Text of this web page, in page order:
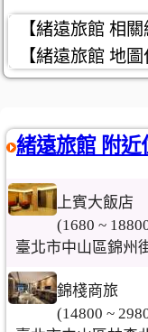
【緒遠旅館 相關
【緒遠旅館 地圖
緒遠旅館 附近
上賓大飯店
(1680 ~
臺北市中山區錦州
錦棧商旅
(14800 ~